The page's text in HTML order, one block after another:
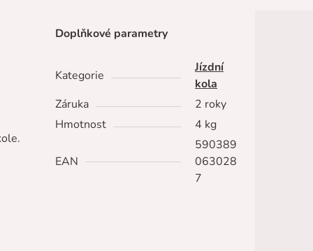
Doplňkové parametry
Kategorie
Jízdní
kola
Záruka
2 roky
Hmotnost
4 kg
EAN
590389
063028
7